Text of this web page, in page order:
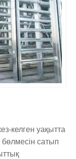
келген уақытта
сатып